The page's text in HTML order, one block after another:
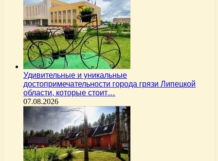
Удивительные и уникальные
достопримечательности города грязи Липецкой
области, которые стоит…
07.08.2026